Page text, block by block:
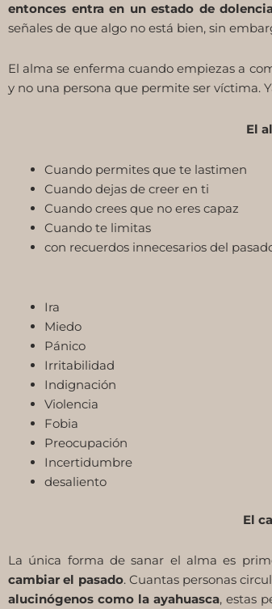
entonces entra en un estado de
señales de que algo no está bien, sin
El alma se enferma cuando empiezas a
y no una persona que permite ser víctima.
El
Cuando permites que te lastimen
Cuando dejas de creer en ti
Cuando crees que no eres capaz
Cuando te limitas
con recuerdos innecesarios del
Ira
Miedo
Pánico
Irritabilidad
Indignación
Violencia
Fobia
Preocupación
Incertidumbre
desaliento
El
La única forma de sanar el alma es
cambiar el pasado. Cuantas personas
alucinógenos como la ayahuasca, estas